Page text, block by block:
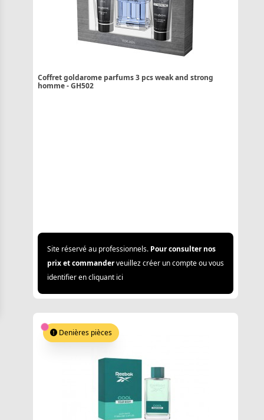
Coffret goldarome parfums 3 pcs weak and strong
homme - GH502
Site réservé au professionnels. Pour consulter nos
prix et commanderveuillez créer un compte ou vous
identifier en cliquant ici
Denières pièces